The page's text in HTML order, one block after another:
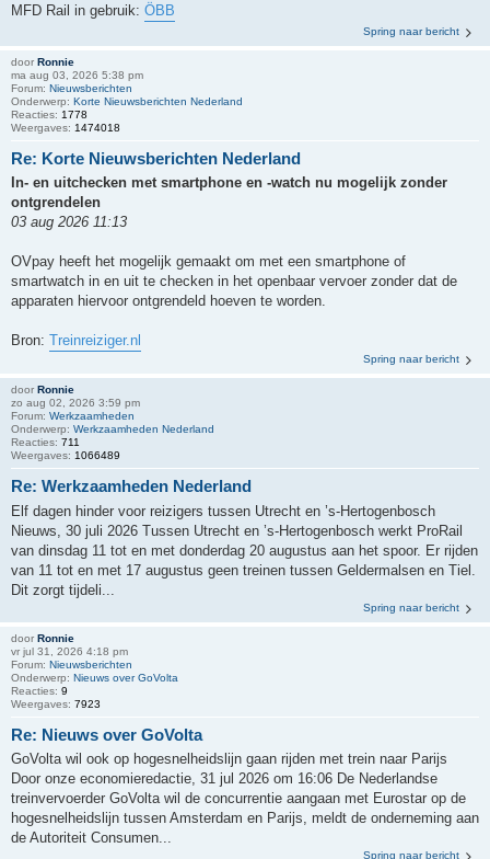
MFD Rail in gebruik: ÖBB
Spring naar bericht
door Ronnie
ma aug 03, 2026 5:38 pm
Forum: Nieuwsberichten
Onderwerp: Korte Nieuwsberichten Nederland
Reacties: 1778
Weergaves: 1474018
Re: Korte Nieuwsberichten Nederland
In- en uitchecken met smartphone en -watch nu mogelijk zonder
ontgrendelen
03 aug 2026 11:13
OVpay heeft het mogelijk gemaakt om met een smartphone of
smartwatch in en uit te checken in het openbaar vervoer zonder dat de
apparaten hiervoor ontgrendeld hoeven te worden.
Bron: Treinreiziger.nl
Spring naar bericht
door Ronnie
zo aug 02, 2026 3:59 pm
Forum: Werkzaamheden
Onderwerp: Werkzaamheden Nederland
Reacties: 711
Weergaves: 1066489
Re: Werkzaamheden Nederland
Elf dagen hinder voor reizigers tussen Utrecht en ’s-Hertogenbosch
Nieuws, 30 juli 2026 Tussen Utrecht en ’s-Hertogenbosch werkt ProRail
van dinsdag 11 tot en met donderdag 20 augustus aan het spoor. Er rijden
van 11 tot en met 17 augustus geen treinen tussen Geldermalsen en Tiel.
Dit zorgt tijdeli...
Spring naar bericht
door Ronnie
vr jul 31, 2026 4:18 pm
Forum: Nieuwsberichten
Onderwerp: Nieuws over GoVolta
Reacties: 9
Weergaves: 7923
Re: Nieuws over GoVolta
GoVolta wil ook op hogesnelheidslijn gaan rijden met trein naar Parijs
Door onze economieredactie, 31 jul 2026 om 16:06 De Nederlandse
treinvervoerder GoVolta wil de concurrentie aangaan met Eurostar op de
hogesnelheidslijn tussen Amsterdam en Parijs, meldt de onderneming aan
de Autoriteit Consumen...
Spring naar bericht